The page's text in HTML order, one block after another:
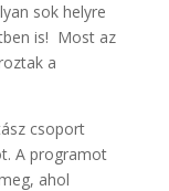
sok helyre
is! Most az
a
csoport
A programot
ahol